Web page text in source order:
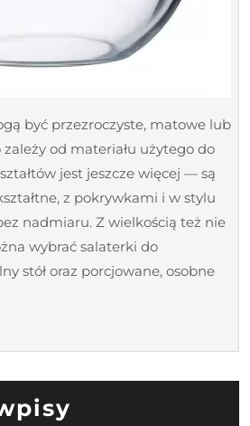
być przezroczyste, matowe lub
od materiału użytego do
jest jeszcze więcej — są
z pokrywkami i w stylu
nadmiaru. Z wielkością też nie
wybrać salaterki do
stół oraz porcjowane, osobne